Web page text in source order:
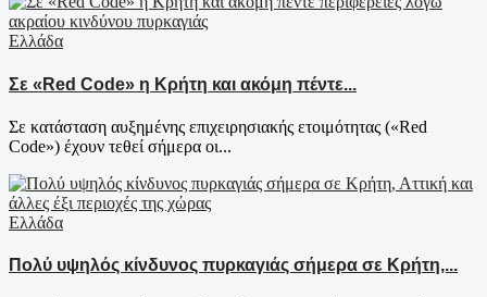
Ελλάδα
Σε «Red Code» η Κρήτη και ακόμη πέντε...
Σε κατάσταση αυξημένης επιχειρησιακής ετοιμότητας («Red
Code») έχουν τεθεί σήμερα οι...
Ελλάδα
Πολύ υψηλός κίνδυνος πυρκαγιάς σήμερα σε Κρήτη,...